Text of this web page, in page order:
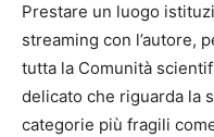
Prestare un luogo
streaming con l’autore,
tutta la Comunità
delicato che riguarda la
categorie più fragili